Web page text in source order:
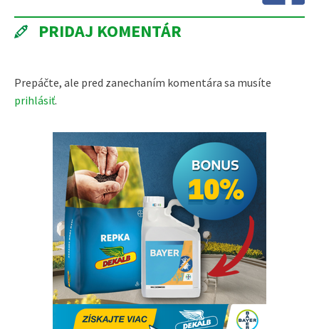
PRIDAJ KOMENTÁR
Prepáčte, ale pred zanechaním komentára sa musíte
prihlásiť.